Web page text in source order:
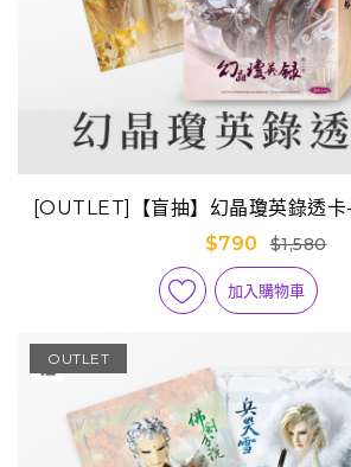
[OUTLET]【盲抽】幻晶瓊英錄透
$790
$1,580
加入購物車
OUTLET